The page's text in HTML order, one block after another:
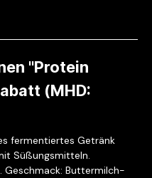
"Protein
(MHD:
fermentiertes Getränk
Süßungsmitteln.
Geschmack: Buttermilch-